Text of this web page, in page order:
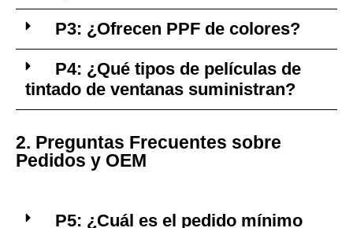
P3: ¿Ofrecen PPF de colores?
P4: ¿Qué tipos de películas de
tintado de ventanas suministran?
2. Preguntas Frecuentes sobre
Pedidos y OEM
P5: ¿Cuál es el pedido mínimo